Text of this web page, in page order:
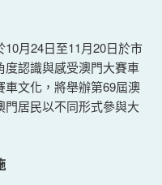
月24日至11月20日於市
認識與感受澳門大賽車
文化，將舉辦第69屆澳
門居民以不同形式參與大